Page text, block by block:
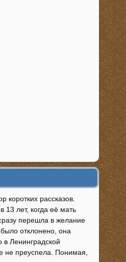
рассказов.
13 лет, когда её мать
перешла в желание
отклонено, она
в Ленинградской
не преуспела. Понимая,